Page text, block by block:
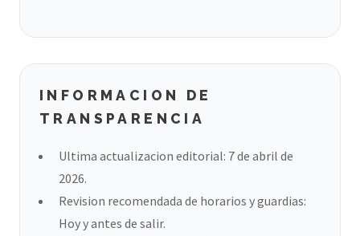
INFORMACION DE
TRANSPARENCIA
Ultima actualizacion editorial: 7 de abril de
2026.
Revision recomendada de horarios y guardias:
Hoy y antes de salir.